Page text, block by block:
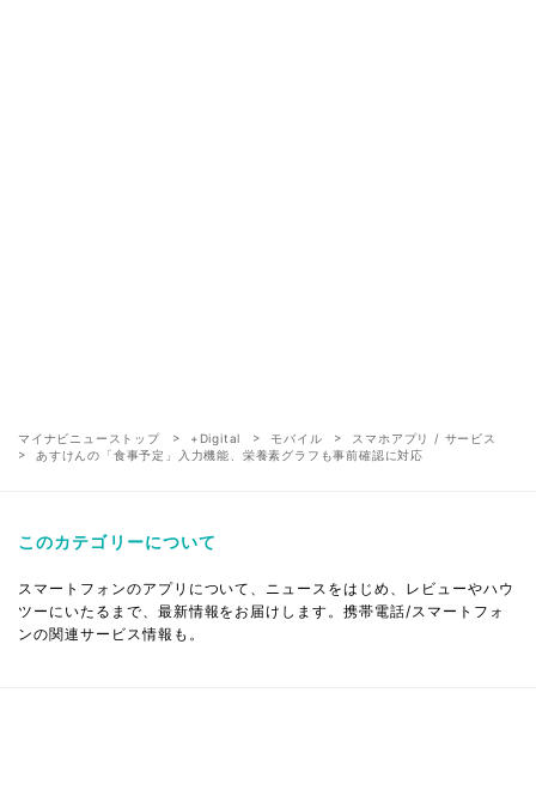
マイナビニューストップ +Digital モバイル
スマホアプリ / サービス
あすけんの「食事予定」入力機能、栄養素グラフも事前確認に対応
このカテゴリーについて
スマートフォンのアプリについて、ニュースをはじめ、レビューやハウ
ツーにいたるまで、最新情報をお届けします。携帯電話/スマートフォ
ンの関連サービス情報も。